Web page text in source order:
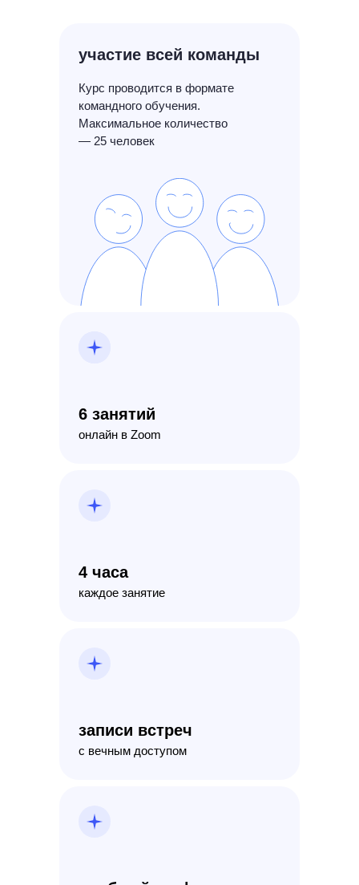
онлайн в Zoom
каждое занятие
6 занятий
4 часа
с вечным доступом
записи встреч
участие всей команды
Курс проводится в формате
командного обучения.
Максимальное количество
— 25 человек